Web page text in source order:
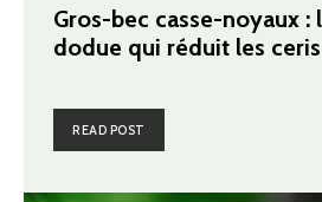
Gros-bec casse-noyaux :
dodue qui réduit les
READ POST